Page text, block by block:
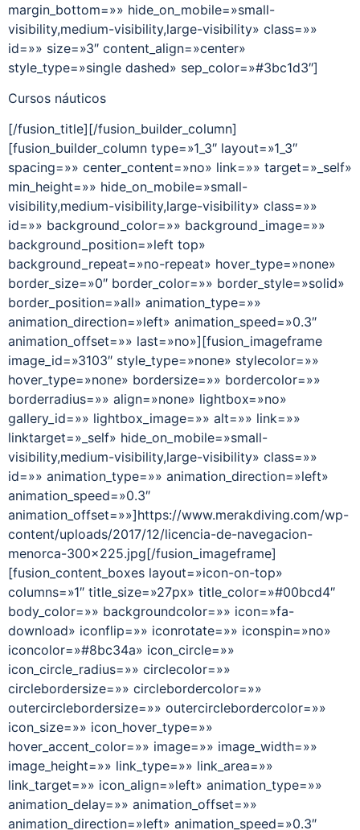
margin_bottom=»» hide_on_mobile=»small-
visibility,medium-visibility,large-visibility» class=»»
id=»» size=»3″ content_align=»center»
style_type=»single dashed» sep_color=»#3bc1d3″]
Cursos náuticos
[/fusion_title][/fusion_builder_column]
[fusion_builder_column type=»1_3″ layout=»1_3″
spacing=»» center_content=»no» link=»» target=»_self»
min_height=»» hide_on_mobile=»small-
visibility,medium-visibility,large-visibility» class=»»
id=»» background_color=»» background_image=»»
background_position=»left top»
background_repeat=»no-repeat» hover_type=»none»
border_size=»0″ border_color=»» border_style=»solid»
border_position=»all» animation_type=»»
animation_direction=»left» animation_speed=»0.3″
animation_offset=»» last=»no»][fusion_imageframe
image_id=»3103″ style_type=»none» stylecolor=»»
hover_type=»none» bordersize=»» bordercolor=»»
borderradius=»» align=»none» lightbox=»no»
gallery_id=»» lightbox_image=»» alt=»» link=»»
linktarget=»_self» hide_on_mobile=»small-
visibility,medium-visibility,large-visibility» class=»»
id=»» animation_type=»» animation_direction=»left»
animation_speed=»0.3″
animation_offset=»»]https://www.merakdiving.com/wp-
content/uploads/2017/12/licencia-de-navegacion-
menorca-300×225.jpg[/fusion_imageframe]
[fusion_content_boxes layout=»icon-on-top»
columns=»1″ title_size=»27px» title_color=»#00bcd4″
body_color=»» backgroundcolor=»» icon=»fa-
download» iconflip=»» iconrotate=»» iconspin=»no»
iconcolor=»#8bc34a» icon_circle=»»
icon_circle_radius=»» circlecolor=»»
circlebordersize=»» circlebordercolor=»»
outercirclebordersize=»» outercirclebordercolor=»»
icon_size=»» icon_hover_type=»»
hover_accent_color=»» image=»» image_width=»»
image_height=»» link_type=»» link_area=»»
link_target=»» icon_align=»left» animation_type=»»
animation_delay=»» animation_offset=»»
animation_direction=»left» animation_speed=»0.3″